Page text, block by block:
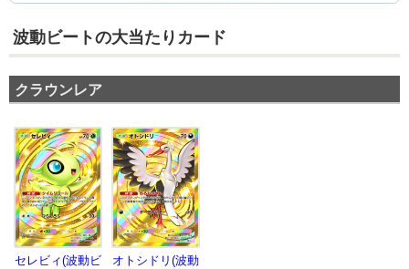
波動ビートの大当たりカード
クラウンレア
セレビィ(波動ビ
オトシドリ(波動